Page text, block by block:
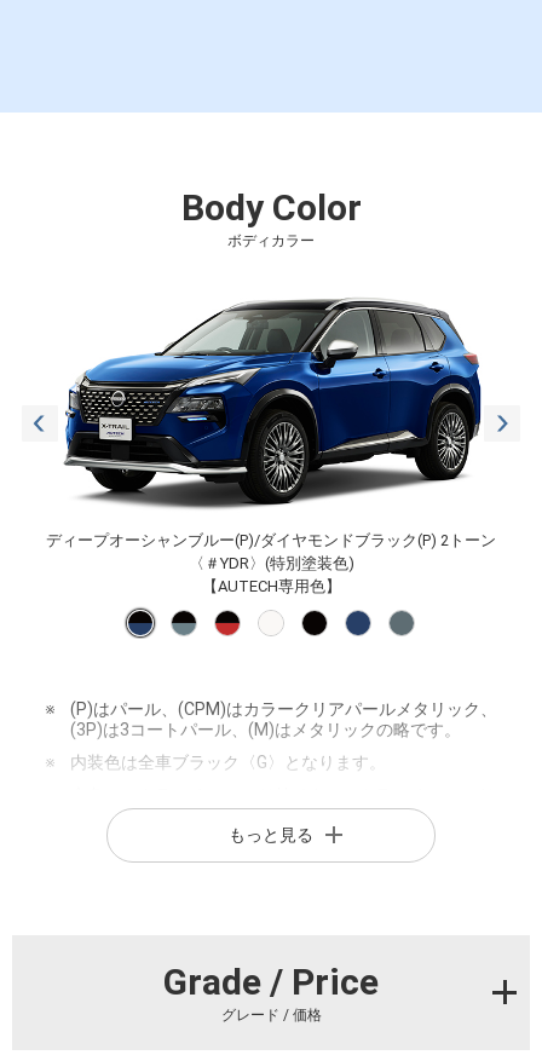
Body Color
ボディカラー
ディープオーシャンブルー(P)/ダイヤモンドブラック(P) 2トーン
〈＃YDR〉(特別塗装色)
【AUTECH専用色】
※
(P)はパール、(CPM)はカラークリアパールメタリック、
(3P)は3コートパール、(M)はメタリックの略です。
※
内装色は全車ブラック〈G〉となります。
は、 バックドア、ドアハンドル、アンテナカバー、ソ
ナーセンサー、ソナー フィニッシャーを除く車体色塗装
部位に塗布しております。ドアサッシュは ハイグロスタ
もっと見る
Grade / Price
グレード / 価格